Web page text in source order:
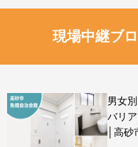
現場中継ブ
男女別
バリ
│高